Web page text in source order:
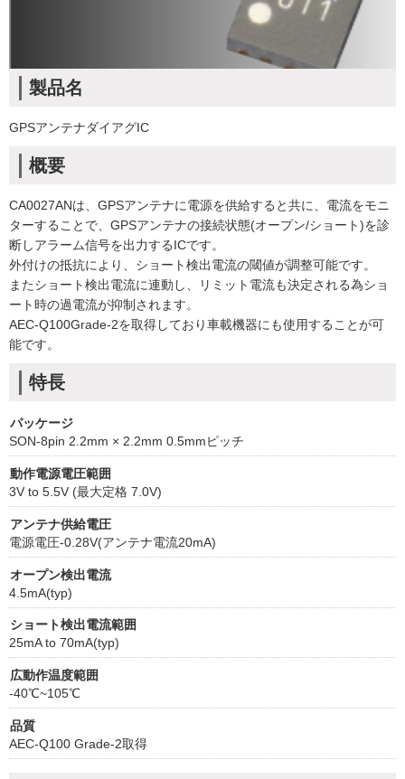
製品名
GPSアンテナダイアグIC
概要
CA0027ANは、GPSアンテナに電源を供給すると共に、電流をモニ
ターすることで、GPSアンテナの接続状態(オープン/ショート)を診
断しアラーム信号を出力するICです。
外付けの抵抗により、ショート検出電流の閾値が調整可能です。
またショート検出電流に連動し、リミット電流も決定される為ショ
ート時の過電流が抑制されます。
AEC-Q100Grade-2を取得しており車載機器にも使用することが可
能です。
特長
パッケージ
SON-8pin 2.2mm × 2.2mm 0.5mmピッチ
動作電源電圧範囲
3V to 5.5V (最大定格 7.0V)
アンテナ供給電圧
電源電圧-0.28V(アンテナ電流20mA)
オープン検出電流
4.5mA(typ)
ショート検出電流範囲
25mA to 70mA(typ)
広動作温度範囲
-40℃~105℃
品質
AEC-Q100 Grade-2取得